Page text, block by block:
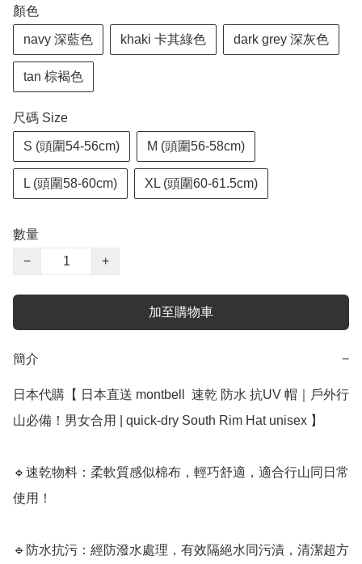
顏色
navy 深藍色 khaki 卡其綠色 dark grey 深灰色
tan 棕褐色
尺碼 Size
S (頭圍54-56cm) M (頭圍56-58cm)
L (頭圍58-60cm) XL (頭圍60-61.5cm)
數量
−
+
加至購物車
簡介 −
日本代購【 日本直送 montbell  速乾 防水 抗UV 帽｜戶外行
山必備！男女合用 | quick-dry South Rim Hat unisex 】
🔹速乾物料：柔軟質感似棉布，輕巧舒適，適合行山同日常
使用！
🔹防水抗污：經防潑水處理，有效隔絕水同污漬，清潔超方